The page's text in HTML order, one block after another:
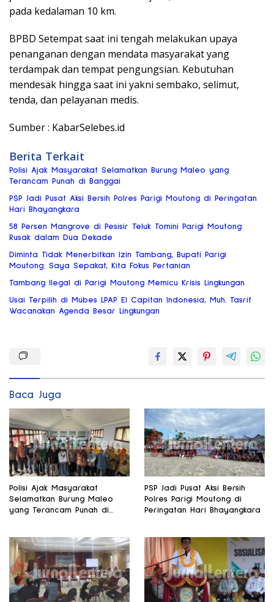
pada kedalaman 10 km.
BPBD Setempat saat ini tengah melakukan upaya
penanganan dengan mendata masyarakat yang
terdampak dan tempat pengungsian. Kebutuhan
mendesak hingga saat ini yakni sembako, selimut,
tenda, dan pelayanan medis.
Sumber : KabarSelebes.id
Berita Terkait
Polisi Ajak Masyarakat Selamatkan Burung Maleo yang
Terancam Punah di Banggai
PSP Jadi Pusat Aksi Bersih Polres Parigi Moutong di Peringatan
Hari Bhayangkara
58 Persen Mangrove di Pesisir Teluk Tomini Parigi Moutong
Rusak dalam Dua Dekade
Diminta Tidak Menerbitkan Izin Tambang, Bupati Parigi
Moutong: Saya Sepakat, Kita Fokus Pertanian
Tambang Ilegal di Parigi Moutong Memicu Krisis Lingkungan
Usai Terpilih di Mubes LPAP El Capitan Indonesia, Muh. Tasrif
Wacanakan Agenda Besar Lingkungan
Baca Juga
Polisi Ajak Masyarakat
Selamatkan Burung Maleo
yang Terancam Punah di
PSP Jadi Pusat Aksi Bersih
Polres Parigi Moutong di
Peringatan Hari Bhayangkara